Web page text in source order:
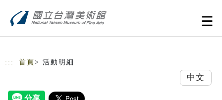
::: 首頁 > 活動明細
中文